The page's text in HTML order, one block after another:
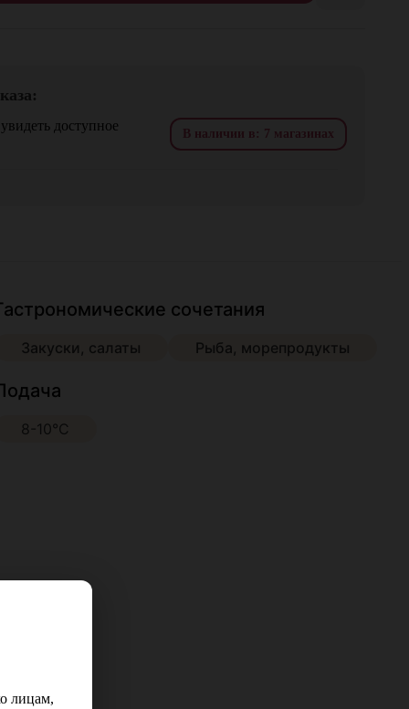
доступное
В наличии в: 7 магазинах
сочетания
Закуски, салаты Рыба, морепродукты
8-10°С
лицам,